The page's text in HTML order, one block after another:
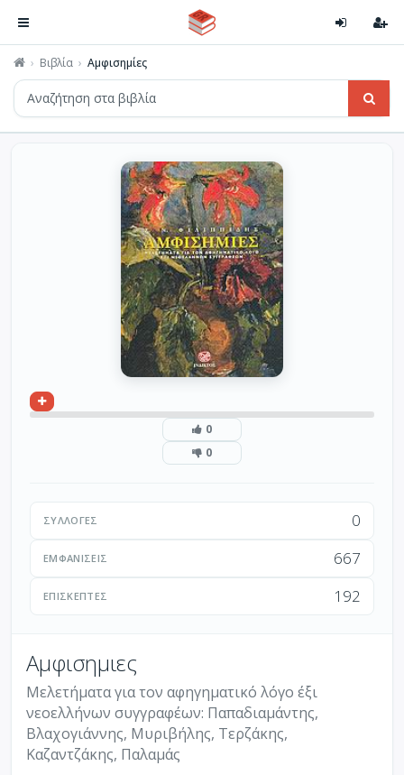
Βιβλία Αμφισημίες
0
0
ΣΥΛΛΟΓΈΣ 0
ΕΜΦΑΝΊΣΕΙΣ 667
ΕΠΙΣΚΈΠΤΕΣ 192
Αμφισημιες
Μελετήματα για τον αφηγηματικό λόγο έξι
νεοελλήνων συγγραφέων: Παπαδιαμάντης,
Βλαχογιάννης, Μυριβήλης, Τερζάκης,
Καζαντζάκης, Παλαμάς